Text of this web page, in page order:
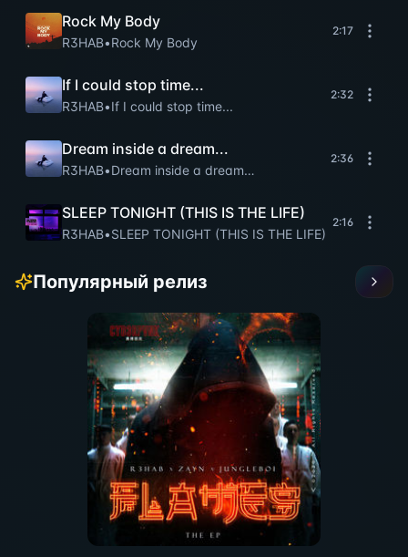
Rock My Body
R3HAB•Rock My Body
2:17
If I could stop time...
R3HAB•If I could stop time...
2:32
Dream inside a dream...
R3HAB•Dream inside a dream…
2:36
SLEEP TONIGHT (THIS IS THE LIFE)
R3HAB•SLEEP TONIGHT (THIS IS THE LIFE)
2:16
Популярный релиз